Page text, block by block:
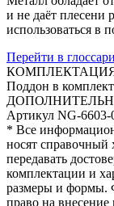
и не даёт плесени
использоваться в
Перейти в
Поддон в
Артикул NG-6603-
* Все
носят справочный
передавать
комплектации и
размеры и формы.
право на